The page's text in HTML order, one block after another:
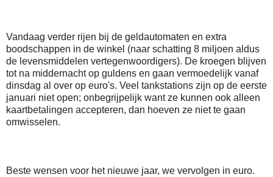
Vandaag verder rijen bij de geldautomaten en extra
boodschappen in de winkel (naar schatting 8 miljoen aldus
de levensmiddelen vertegenwoordigers). De kroegen blijven
tot na middernacht op guldens en gaan vermoedelijk vanaf
dinsdag al over op euro's. Veel tankstations zijn op de eerste
januari niet open; onbegrijpelijk want ze kunnen ook alleen
kaartbetalingen accepteren, dan hoeven ze niet te gaan
omwisselen.
Beste wensen voor het nieuwe jaar, we vervolgen in euro.